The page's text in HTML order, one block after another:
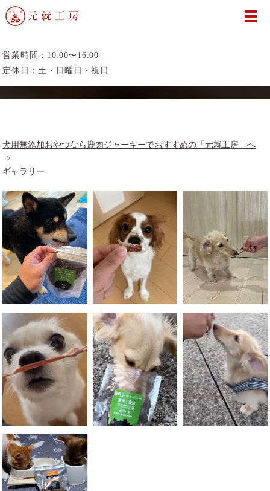
営業時間：10:00〜16:00
定休日：土・日曜日・祝日ギャラリー
犬用無添加おやつなら鹿肉ジャーキーでおすすめの「元就工房」へ
ギャラリー